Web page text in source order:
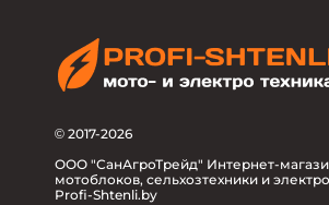
© 2017-2026
ООО "СанАгроТрейд" Интернет-
мотоблоков, сельхозтехники и
Profi-Shtenli.by